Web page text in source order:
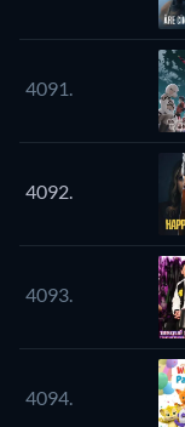
4091.
4092.
4093.
4094.